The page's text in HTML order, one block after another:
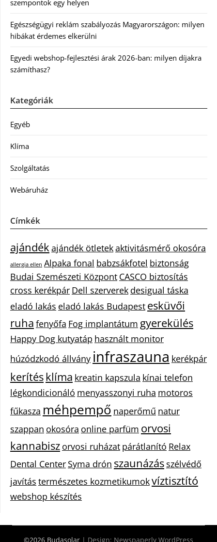
szempontok egy helyen
Egészségügyi reklám szabályozás Magyarországon: milyen
hibákat érdemes elkerülni
Egyedi webshop-fejlesztési árak 2026-ban: milyen díjakra
számíthasz?
Kategóriák
Egyéb
Klíma
Szolgáltatás
Webáruház
Címkék
ajándékajándék ötletekaktivitásmérő okosóra
allergia ellen Alpaka fonal babzsákfotel biztonság
Budai Szemészeti Központ CASCO biztosítás
cross kerékpár Dell szerverek desigual táska
eladó lakás eladó lakás Budapest esküvői
ruha fenyőfa Fog implantátum gyerekülés
Happy Dog kutyatáp használt monitor
húzódzkodó állvány infraszauna kerékpár
kerítésklíma kreatin kapszula kínai telefon
légkondicionáló menyasszonyi ruha motoros
fűkasza méhpempő naperőmű natur
szappan okosóra online parfüm orvosi
kannabisz orvosi ruházat párátlanító Relax
Dental Center Syma drón szaunázás szélvédő
javítás természetes kozmetikumokvíztisztító
webshop készítés
©2026 Budasolar | Design: Newspaperly WordPress